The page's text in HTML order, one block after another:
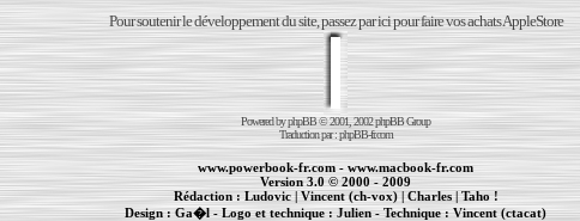
Pour soutenir le développement du site, passez par ici pour faire vos achats AppleStore
Powered byphpBB© 2001, 2002 phpBB Group
Traduction par :phpBB-fr.com
www.powerbook-fr.com - www.macbook-fr.com
Version 3.0 © 2000 - 2009
Rédaction : Ludovic|Vincent (ch-vox)| Charles|Taho !
Design :Ga�l - Logo et technique : Julien - Technique :Vincent (ctacat)